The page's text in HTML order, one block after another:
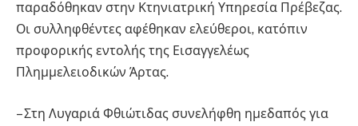
παραδόθηκαν στην Κτηνιατρική Υπηρεσία Πρέβεζας.
Οι συλληφθέντες αφέθηκαν ελεύθεροι, κατόπιν
προφορικής εντολής της Εισαγγελέως
Πλημμελειοδικών Άρτας.
– Στη Λυγαριά Φθιώτιδας συνελήφθη ημεδαπός για